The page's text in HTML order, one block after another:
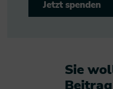
Jetzt spenden
Sie